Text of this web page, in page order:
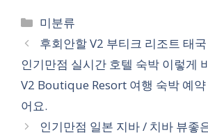
카
테
고
리
미분류
후회안할 V2 부티크 리조트 태
인기만점 실시간 호텔 숙박 이렇게
V2 Boutique Resort 여행 숙박 예
어요.
인기만점 일본 지바 / 치바 뷰좋